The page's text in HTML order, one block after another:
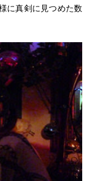
に真剣に見つめた数